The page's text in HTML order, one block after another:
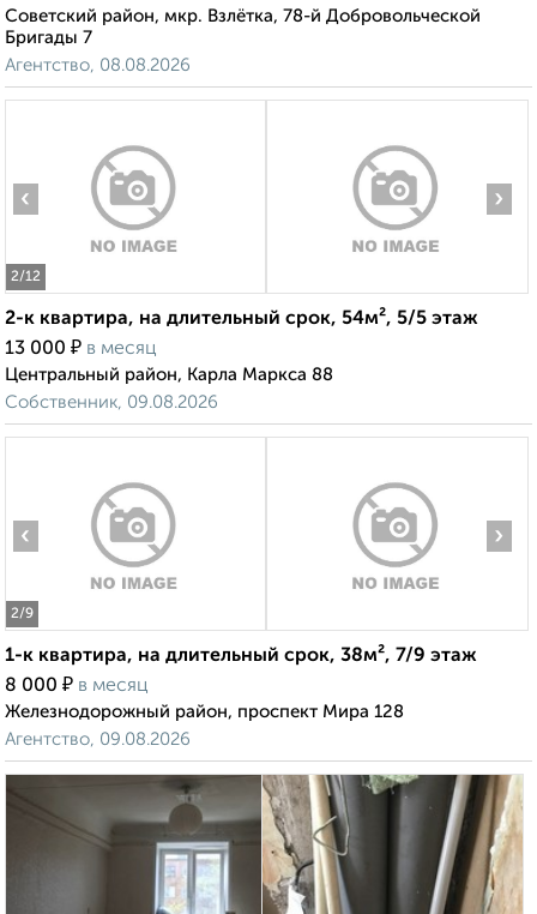
Советский район, мкр. Взлётка, 78-й Добровольческой
Бригады 7
Агентство, 08.08.2026
2/12
‹ ›
2-к квартира, на длительный срок, 54м², 5/5 этаж
13 000 ₽ в месяц
Центральный район, Карла Маркса 88
Собственник, 09.08.2026
2/9
‹ ›
1-к квартира, на длительный срок, 38м², 7/9 этаж
8 000 ₽ в месяц
Железнодорожный район, проспект Мира 128
Агентство, 09.08.2026